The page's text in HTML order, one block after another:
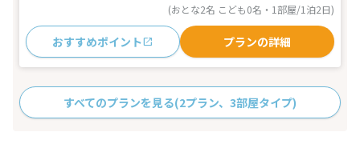
(おとな2名 こども0名・1部屋/1泊2日)
おすすめポイント プランの詳細
すべてのプランを見る(2プラン、3部屋タイプ)